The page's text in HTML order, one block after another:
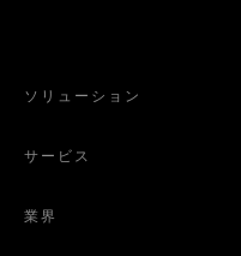
ソリューション
サービス
業界